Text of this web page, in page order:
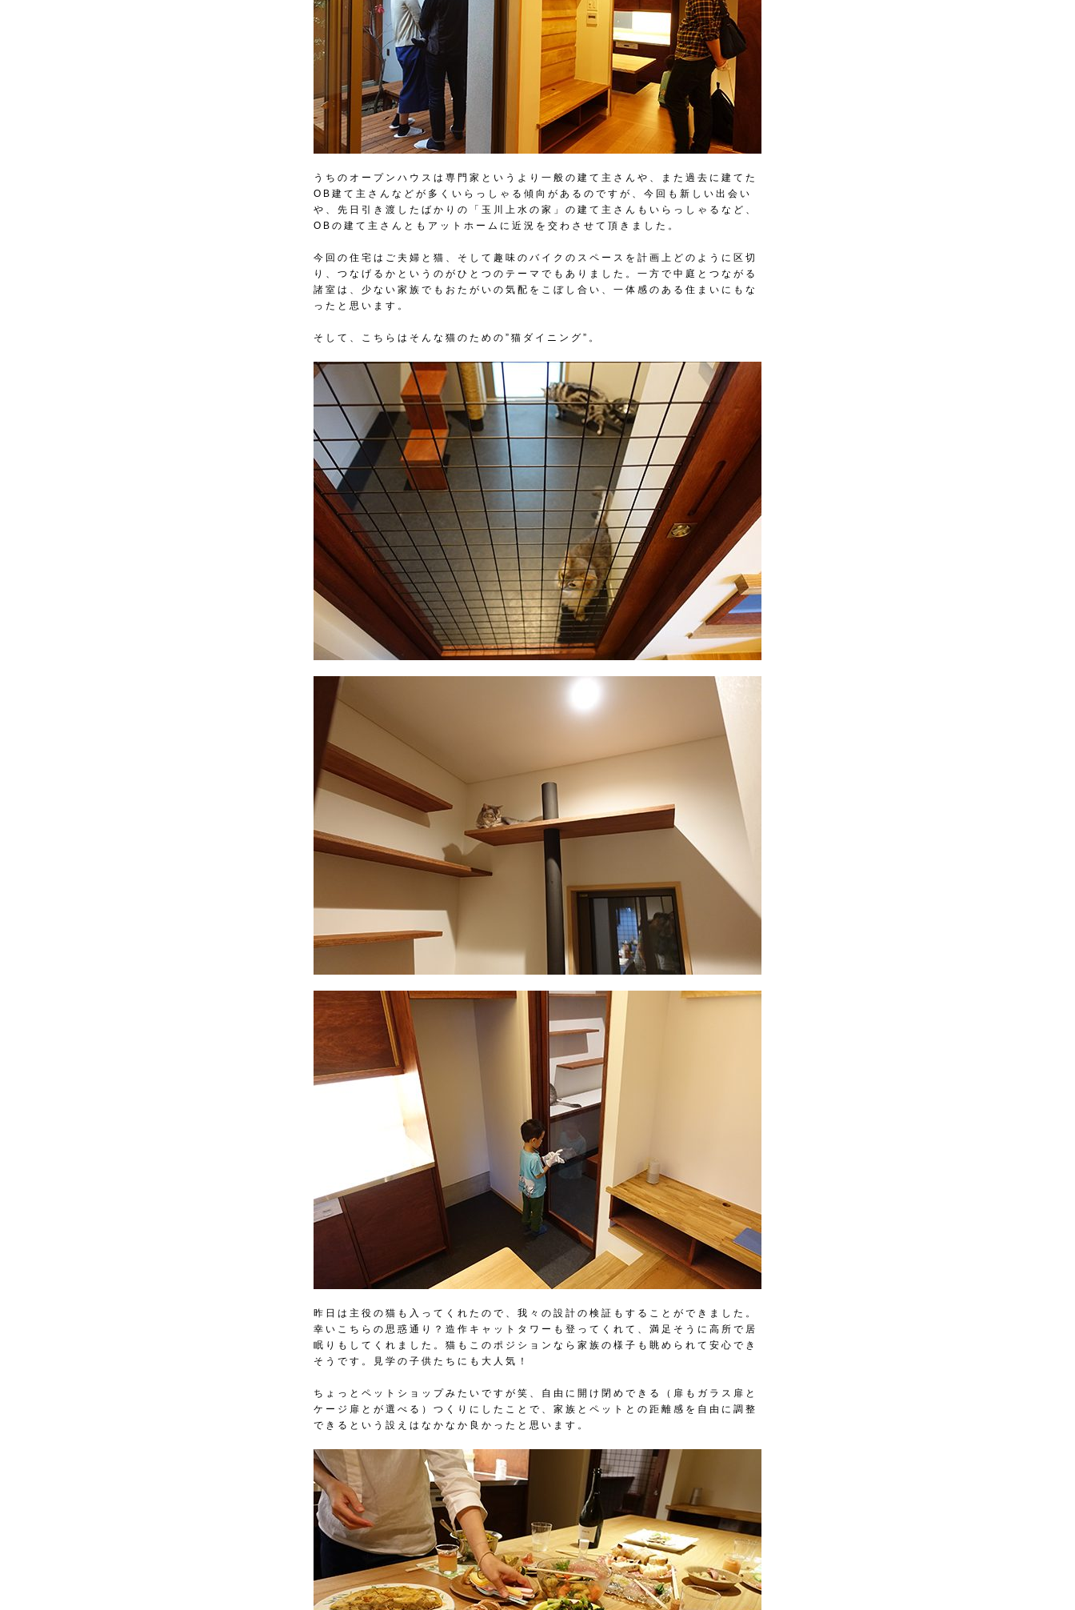
うちのオープンハウスは専門家というより一般の建て主さんや、また過去に建てた
OB建て主さんなどが多くいらっしゃる傾向があるのですが、今回も新しい出会い
や、先日引き渡したばかりの「玉川上水の家」の建て主さんもいらっしゃるなど、
OBの建て主さんともアットホームに近況を交わさせて頂きました。
今回の住宅はご夫婦と猫、そして趣味のバイクのスペースを計画上どのように区切
り、つなげるかというのがひとつのテーマでもありました。一方で中庭とつながる
諸室は、少ない家族でもおたがいの気配をこぼし合い、一体感のある住まいにもな
ったと思います。
そして、こちらはそんな猫のための”猫ダイニング”。
昨日は主役の猫も入ってくれたので、我々の設計の検証もすることができました。
幸いこちらの思惑通り？造作キャットタワーも登ってくれて、満足そうに高所で居
眠りもしてくれました。猫もこのポジションなら家族の様子も眺められて安心でき
そうです。見学の子供たちにも大人気！
ちょっとペットショップみたいですが笑、自由に開け閉めできる（扉もガラス扉と
ケージ扉とが選べる）つくりにしたことで、家族とペットとの距離感を自由に調整
できるという設えはなかなか良かったと思います。